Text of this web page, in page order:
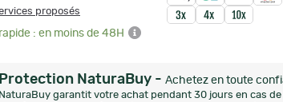
proposés
: en moins de 48H
Protection NaturaBuy - Achetez en toute
NaturaBuy garantit votre achat pendant 30 jours en cas